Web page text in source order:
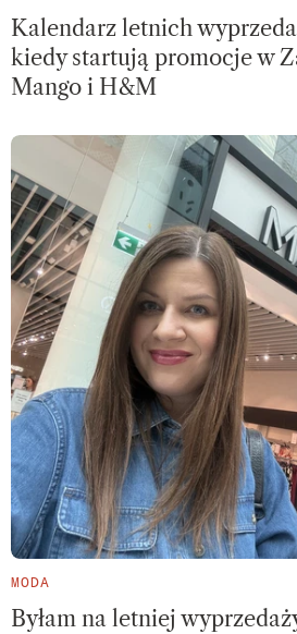
Kalendarz letnich
kiedy startują promocje w
Mango i H&M
MODA
Byłam na letniej